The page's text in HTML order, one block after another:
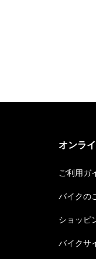
オンラ
ご利用ガ
バイクの
ショッピ
バイクサ